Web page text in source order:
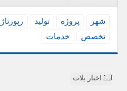
شهر پروژه تولید رپورتاژ
تخصص
خدمات
اخبار پلات